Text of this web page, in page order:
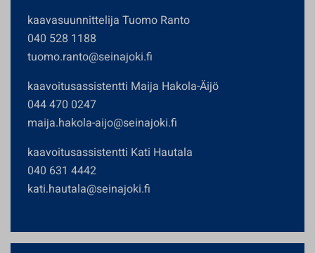
kaavasuunnittelija Tuomo Ranto
040 528 1188
tuomo.ranto@seinajoki.fi
kaavoitusassistentti Maija Hakola-Äijö
044 470 0247
maija.hakola-aijo@seinajoki.fi
kaavoitusassistentti Kati Hautala
040 631 4442
kati.hautala@seinajoki.fi